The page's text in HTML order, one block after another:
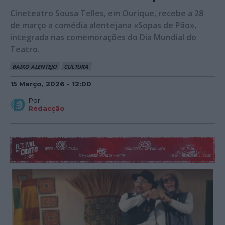
Cineteatro Sousa Telles, em Ourique, recebe a 28
de março a comédia alentejana «Sopas de Pão»,
integrada nas comemorações do Dia Mundial do
Teatro.
BAIXO ALENTEJO CULTURA
15 Março, 2026 - 12:00
Por:
Redacção